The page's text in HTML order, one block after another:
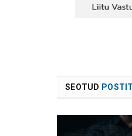
SEOTUD